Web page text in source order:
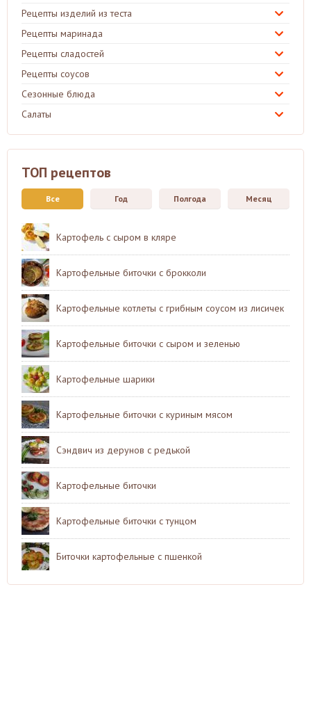
Рецепты изделий из теста
Рецепты маринада
Рецепты сладостей
Рецепты соусов
Сезонные блюда
Салаты
ТОП рецептов
Все Год Полгода Месяц
Картофель с сыром в кляре
Картофельные биточки с брокколи
Картофельные котлеты с грибным соусом из лисичек
Картофельные биточки с сыром и зеленью
Картофельные шарики
Картофельные биточки с куриным мясом
Сэндвич из дерунов с редькой
Картофельные биточки
Картофельные биточки с тунцом
Биточки картофельные с пшенкой